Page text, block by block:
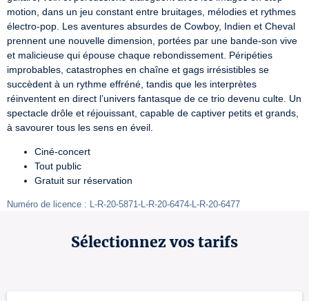
motion, dans un jeu constant entre bruitages, mélodies et rythmes
électro-pop. Les aventures absurdes de Cowboy, Indien et Cheval
prennent une nouvelle dimension, portées par une bande-son vive
et malicieuse qui épouse chaque rebondissement. Péripéties
improbables, catastrophes en chaîne et gags irrésistibles se
succèdent à un rythme effréné, tandis que les interprètes
réinventent en direct l’univers fantasque de ce trio devenu culte. Un
spectacle drôle et réjouissant, capable de captiver petits et grands,
à savourer tous les sens en éveil.
Ciné-concert
Tout public
Gratuit sur réservation
Numéro de licence : L-R-20-5871-L-R-20-6474-L-R-20-6477
Sélectionnez vos tarifs